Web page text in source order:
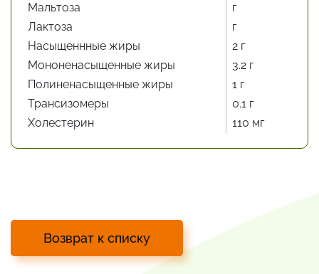
Мальтоза
г
Лактоза
г
Насыщеннные жиры
2 г
Мононенасыщенные жиры
3.2 г
Полиненасыщенные жиры
1 г
Трансизомеры
0.1 г
Холестерин
110 мг
Возврат к списку